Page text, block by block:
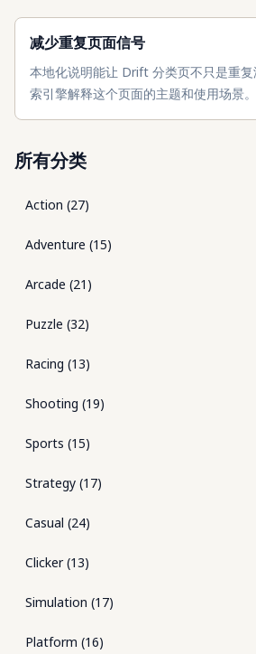
减少重复页面信号
本地化说明能让 Drift 分类页不只是重
索引擎解释这个页面的主题和使用场景。
所有分类
Action (27)
Adventure (15)
Arcade (21 )
Puzzle (32)
Racing (13)
Shooting (19)
Sports (15)
Strategy (17)
Casual (24)
Clicker(13)
Simulation (17)
Platform (16)